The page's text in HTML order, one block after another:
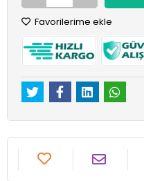
Favorilerime ekle